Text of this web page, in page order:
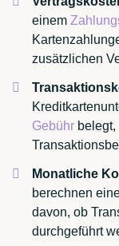
einem
zusätzlichen
Gebühr
Monatliche
berechnen
davon, ob
durchgeführt